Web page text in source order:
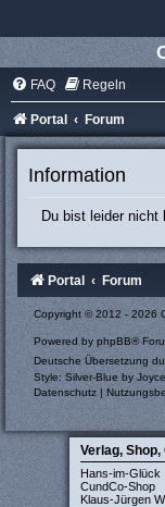
FAQ Regeln
Portal Forum
Information
Du bist leider nicht
Portal Forum
Copyright © 2012 - 2026
Powered by phpBB®
Deutsche Übersetzung
Style: Silver-Blue by
Datenschutz |
Verlag,
Hans-im-Glück
CundCo-Shop
Klaus-Jürgen